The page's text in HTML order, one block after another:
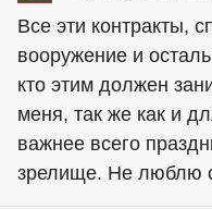
Все эти контракты,
вооружение и
кто этим должен
меня, так же как и
важнее всего
зрелище. Не люблю